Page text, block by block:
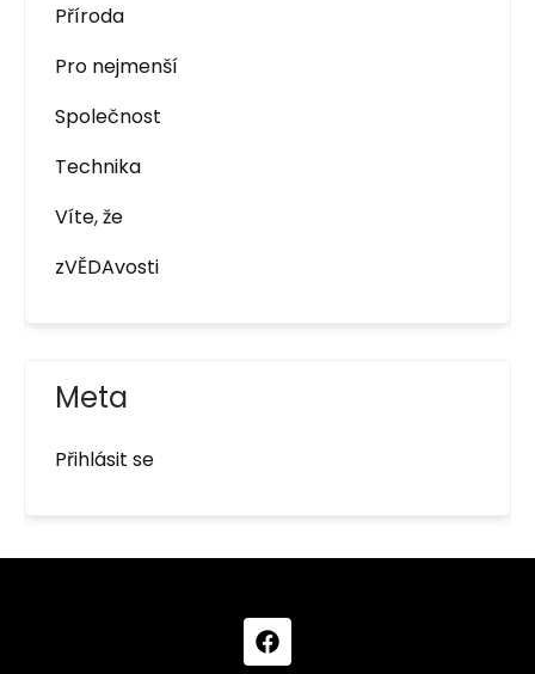
Příroda
Pro nejmenší
Společnost
Technika
Víte, že
zVĚDAvosti
Meta
Přihlásit se